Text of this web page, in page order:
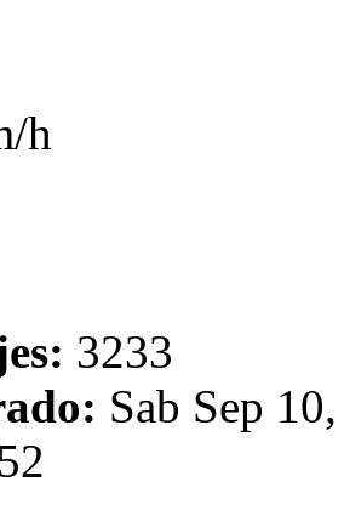
h
3233
Sab Sep
52